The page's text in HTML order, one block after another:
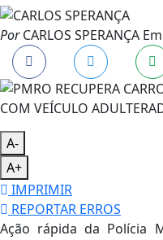
PorCARLOS SPERANÇA Em
A-
A+
IMPRIMIR
REPORTAR ERROS
Ação rápida da Polícia